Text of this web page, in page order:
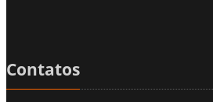
Contatos